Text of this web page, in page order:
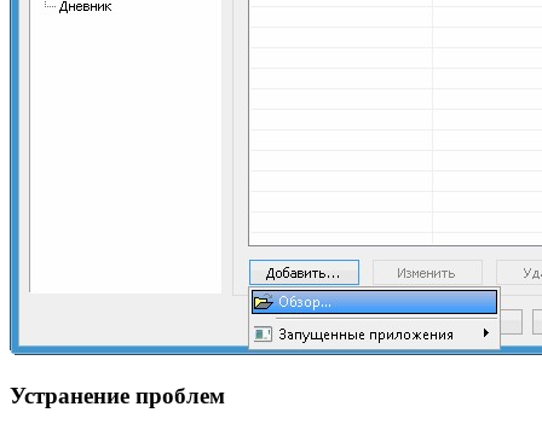
Устранение проблем